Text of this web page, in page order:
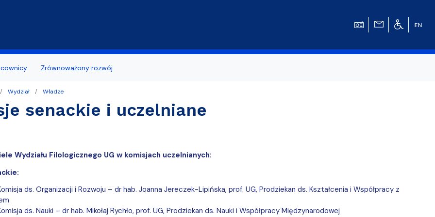
otoczeniemPolish for Foreigners
Wydziału Filologicznego
Studentów
I roku
prac dyplomowych
studenta
Terminy składania wniosków
Biuro Karier
по отделениям Филологического
naukowe
naukowe
Zrównoważony rozwój
Wydział Władze
senackie i uczelniane
Wydziału Filologicznego UG w komisjach uczelnianych:
ds. Organizacji i Rozwoju – dr hab. Joanna Jereczek-Lipińska, prof. UG, Prodziekan ds. Kształcenia i Współpracy z
ds. Nauki – dr hab. Mikołaj Rychło, prof. UG, Prodziekan ds. Nauki i Współpracy Międzynarodowej